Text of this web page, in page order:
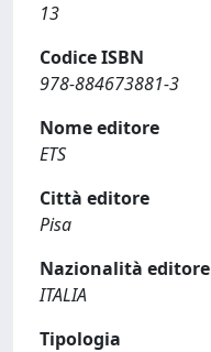
13
Codice ISBN
978-884673881-3
Nome editore
ETS
Città editore
Pisa
Nazionalità editore
ITALIA
Tipologia